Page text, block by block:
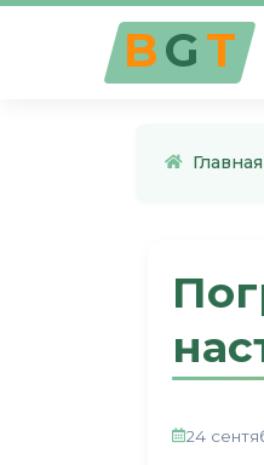
BGT
Главная
24